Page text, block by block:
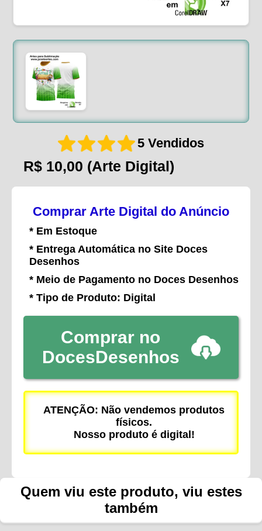
5 Vendidos
R$ 10,00 (Arte Digital)
Comprar Arte Digital do Anúncio
* Em Estoque
* Entrega Automática no Site Doces
Desenhos
* Meio de Pagamento no Doces Desenhos
* Tipo de Produto: Digital
Comprar no
DocesDesenhos
ATENÇÃO: Não vendemos produtos
físicos.
Nosso produto é digital!
Quem viu este produto, viu estes
também